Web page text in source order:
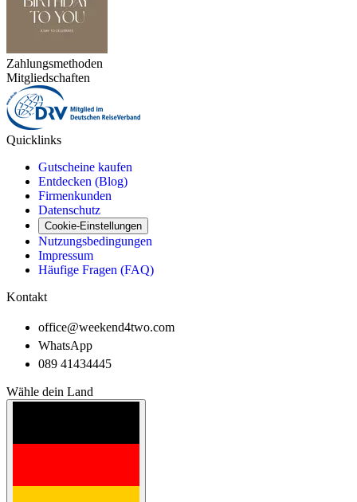
Zahlungsmethoden
Mitgliedschaften
Quicklinks
Gutscheine kaufen
Entdecken (Blog)
Firmenkunden
Datenschutz
Cookie-Einstellungen
Nutzungsbedingungen
Impressum
Häufige Fragen (FAQ)
Kontakt
office@weekend4two.com
WhatsApp
089 41434445
Wähle dein Land